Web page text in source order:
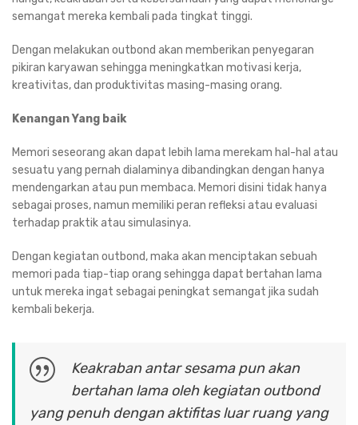
semangat mereka kembali pada tingkat tinggi.
Dengan melakukan outbond akan memberikan penyegaran
pikiran karyawan sehingga meningkatkan motivasi kerja,
kreativitas, dan produktivitas masing-masing orang.
Kenangan Yang baik
Memori seseorang akan dapat lebih lama merekam hal-hal atau
sesuatu yang pernah dialaminya dibandingkan dengan hanya
mendengarkan atau pun membaca. Memori disini tidak hanya
sebagai proses, namun memiliki peran refleksi atau evaluasi
terhadap praktik atau simulasinya.
Dengan kegiatan outbond, maka akan menciptakan sebuah
memori pada tiap-tiap orang sehingga dapat bertahan lama
untuk mereka ingat sebagai peningkat semangat jika sudah
kembali bekerja.
Keakraban antar sesama pun akan
bertahan lama oleh kegiatan outbond
yang penuh dengan aktifitas luar ruang yang